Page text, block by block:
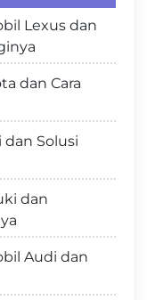
Lexus dan
dan Cara
dan Solusi
dan
Audi dan